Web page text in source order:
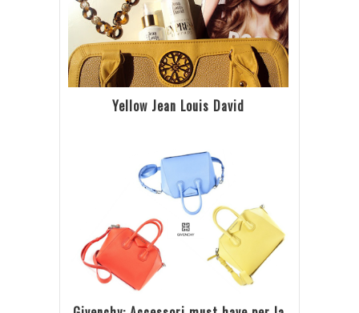
Yellow Jean Louis David